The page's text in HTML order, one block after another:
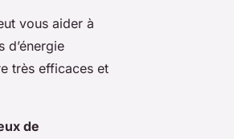
vous aider à
d’énergie
très efficaces et
de